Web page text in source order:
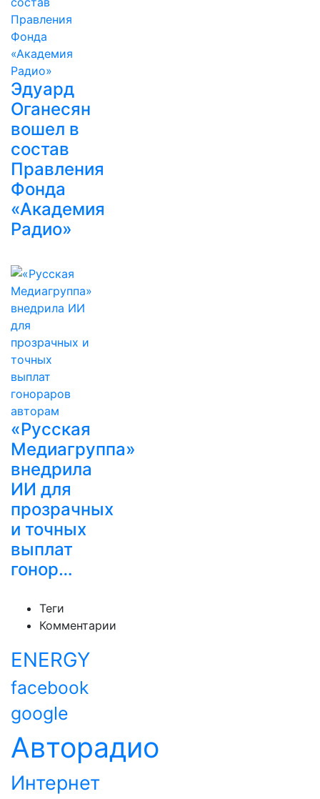
Эдуард
Оганесян
вошел в
состав
Правления
Фонда
«Академия
Радио»
«Русская
Медиагруппа»
внедрила
ИИ для
прозрачных
и точных
выплат
гонор…
Теги
Комментарии
ENERGY
facebook
google
Авторадио
Интернет